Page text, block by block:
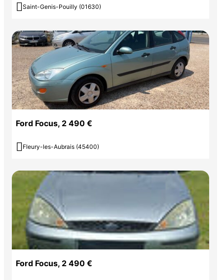
 Saint-Genis-Pouilly (01630)
Ford Focus, 2 490 €
 Fleury-les-Aubrais (45400)
Ford Focus, 2 490 €